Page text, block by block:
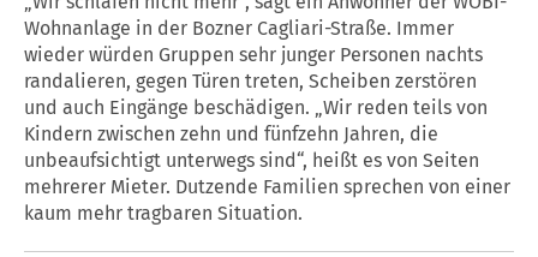
Wohnanlage in der Bozner Cagliari-Straße. Immer
wieder würden Gruppen sehr junger Personen nachts
randalieren, gegen Türen treten, Scheiben zerstören
und auch Eingänge beschädigen. „Wir reden teils von
Kindern zwischen zehn und fünfzehn Jahren, die
unbeaufsichtigt unterwegs sind“, heißt es von Seiten
mehrerer Mieter. Dutzende Familien sprechen von einer
kaum mehr tragbaren Situation.